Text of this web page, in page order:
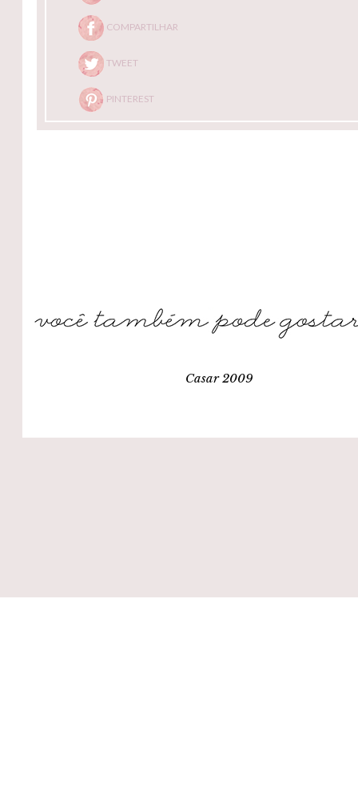
COMPARTILHAR
TWEET
PINTEREST
Casar 2009